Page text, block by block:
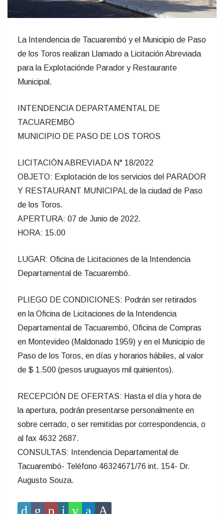
La Intendencia de Tacuarembó y el Municipio de Paso
de los Toros realizan Llamado a Licitación Abreviada
para la Explotaciónde Parador y Restaurante
Municipal.
INTENDENCIA DEPARTAMENTAL DE
TACUAREMBÓ
MUNICIPIO DE PASO DE LOS TOROS
LICITACIÓN ABREVIADA N° 18/2022
OBJETO: Explotación de los servicios del PARADOR
Y RESTAURANT MUNICIPAL de la ciudad de Paso
de los Toros.
APERTURA: 07 de Junio de 2022.
HORA: 15.00
LUGAR: Oficina de Licitaciones de la Intendencia
Departamental de Tacuarembó.
PLIEGO DE CONDICIONES: Podrán ser retirados
en la Oficina de Licitaciones de la Intendencia
Departamental de Tacuarembó, Oficina de Compras
en Montevideo (Maldonado 1959) y en el Municipio de
Paso de los Toros, en días y horarios hábiles, al valor
de $ 1.500 (pesos uruguayos mil quinientos).
RECEPCIÓN DE OFERTAS: Hasta el día y hora de
la apertura, podrán presentarse personalmente en
sobre cerrado, o ser remitidas por correspondencia, o
al fax 4632 2687.
CONSULTAS: Intendencia Departamental de
Tacuarembó- Teléfono 46324671/76 int. 154- Dr.
Augusto Souza.